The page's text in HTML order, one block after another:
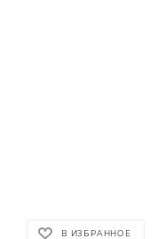
В ИЗБРАННОЕ